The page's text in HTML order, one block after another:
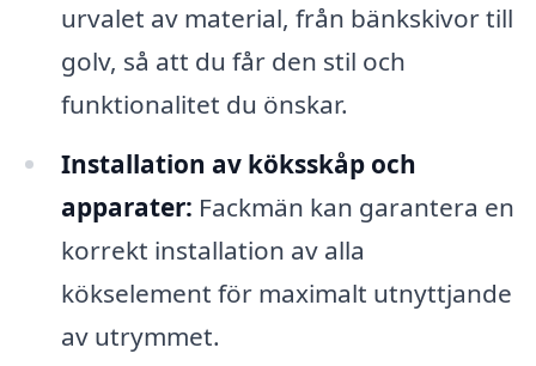
urvalet av material, från bänkskivor till
golv, så att du får den stil och
funktionalitet du önskar.
Installation av köksskåp och
apparater: Fackmän kan garantera en
korrekt installation av alla
kökselement för maximalt utnyttjande
av utrymmet.